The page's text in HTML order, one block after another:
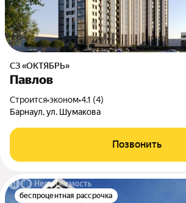
СЗ «ОКТЯБРЬ»
Павлов
Строится•эконом•4.1 (4)
Барнаул, ул. Шумакова
Позвонить
беспроцентная рассрочка